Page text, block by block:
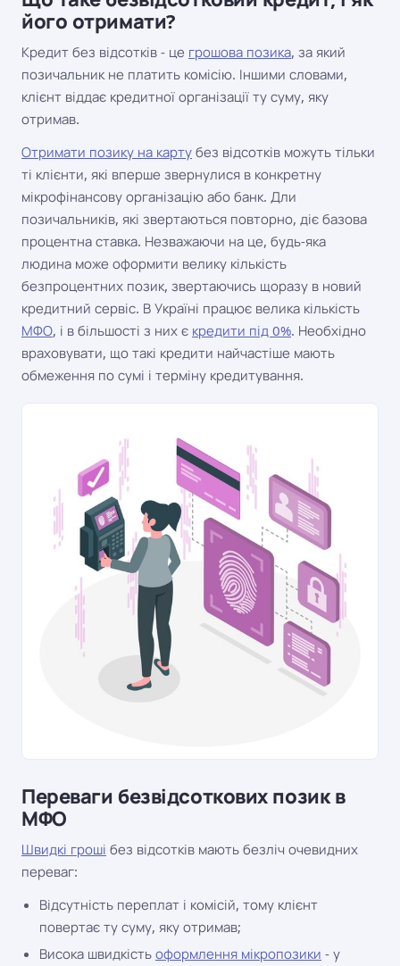
його отримати?
Кредит без відсотків - це грошова позика, за який
позичальник не платить комісію. Іншими словами,
клієнт віддає кредитної організації ту суму, яку
отримав.
Отримати позику на карту без відсотків можуть тільки
ті клієнти, які вперше звернулися в конкретну
мікрофінансову організацію або банк. Дли
позичальників, які звертаються повторно, діє базова
процентна ставка. Незважаючи на це, будь-яка
людина може оформити велику кількість
безпроцентних позик, звертаючись щоразу в новий
кредитний сервіс. В Україні працює велика кількість
МФО, і в більшості з них є кредити під 0%. Необхідно
враховувати, що такі кредити найчастіше мають
обмеження по сумі і терміну кредитування.
Переваги безвідсоткових позик в
МФО
Швидкі гроші без відсотків мають безліч очевидних
переваг:
Відсутність переплат і комісій, тому клієнт
повертає ту суму, яку отримав;
Висока швидкість оформлення мікропозики - у